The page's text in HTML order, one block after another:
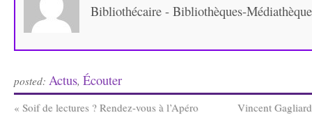
Bibliothécaire - Bibliothèques-
posted: Actus, Écouter
« Soif de lectures ? Rendez-vous à l’Apéro
Vincent